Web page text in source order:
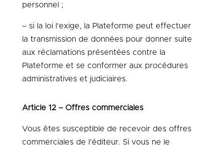
personnel ;
– si la loi l’exige, la Plateforme peut effectuer
la transmission de données pour donner suite
aux réclamations présentées contre la
Plateforme et se conformer aux procédures
administratives et judiciaires.
Article 12 – Offres commerciales
Vous êtes susceptible de recevoir des offres
commerciales de l’éditeur. Si vous ne le